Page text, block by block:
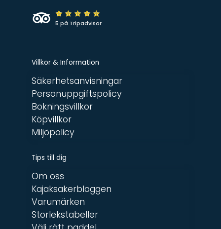
5 på Tripadvisor
Villkor & Information
Säkerhetsanvisningar
Personuppgiftspolicy
Bokningsvillkor
Köpvillkor
Miljöpolicy
Tips till dig
Om oss
Kajaksakerbloggen
Varumärken
Storlekstabeller